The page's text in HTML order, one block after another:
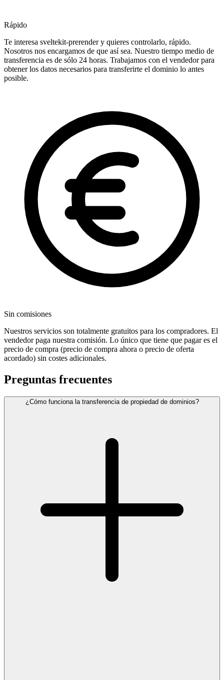
Rápido
Te interesa sveltekit-prerender y quieres controlarlo, rápido.
Nosotros nos encargamos de que así sea. Nuestro tiempo medio de
transferencia es de sólo 24 horas. Trabajamos con el vendedor para
obtener los datos necesarios para transferirte el dominio lo antes
posible.
Sin comisiones
Nuestros servicios son totalmente gratuitos para los compradores. El
vendedor paga nuestra comisión. Lo único que tiene que pagar es el
precio de compra (precio de compra ahora o precio de oferta
acordado) sin costes adicionales.
Preguntas frecuentes
¿Cómo funciona la transferencia de propiedad de dominios?